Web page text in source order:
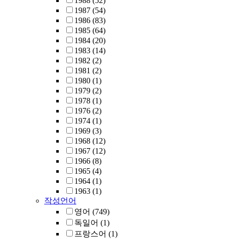
1987 (54)
1986 (83)
1985 (64)
1984 (20)
1983 (14)
1982 (2)
1981 (2)
1980 (1)
1979 (2)
1978 (1)
1976 (2)
1974 (1)
1969 (3)
1968 (12)
1967 (12)
1966 (8)
1965 (4)
1964 (1)
1963 (1)
작성언어
영어 (749)
독일어 (1)
프랑스어 (1)